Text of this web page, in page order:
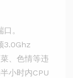
。
3.0Ghz
、色情等违
小时内CPU